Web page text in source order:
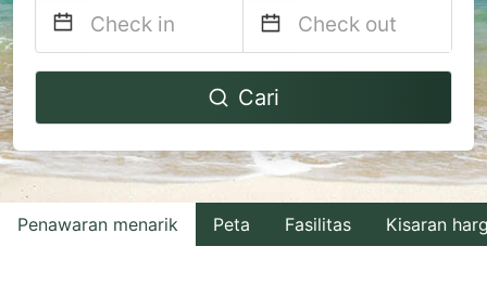
Navigate
to
interact
with
the
Navigate
to
interact
with
the
Cari
Penawaran menarik Peta Fasilitas Kisaran